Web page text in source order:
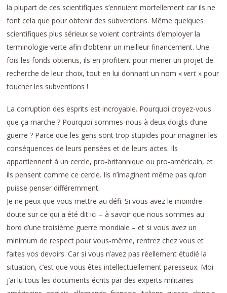
la plupart de ces scientifiques s’ennuient mortellement car ils ne
font cela que pour obtenir des subventions. Même quelques
scientifiques plus sérieux se voient contraints d’employer la
terminologie verte afin d’obtenir un meilleur financement. Une
fois les fonds obtenus, ils en profitent pour mener un projet de
recherche de leur choix, tout en lui donnant un nom «vert » pour
toucher les subventions !
La corruption des esprits est incroyable. Pourquoi croyez-vous
que ça marche ? Pourquoi sommes-nous à deux doigts d’une
guerre ? Parce que les gens sont trop stupides pour imaginer les
conséquences de leurs pensées et de leurs actes. Ils
appartiennent à un cercle, pro-britannique ou pro-américain, et
ils pensent comme ce cercle. Ils n’imaginent même pas qu’on
puisse penser différemment.
Je ne peux que vous mettre au défi. Si vous avez le moindre
doute sur ce qui a été dit ici – à savoir que nous sommes au
bord d’une troisième guerre mondiale – et si vous avez un
minimum de respect pour vous-même, rentrez chez vous et
faites vos devoirs. Car si vous n’avez pas réellement étudié la
situation, c’est que vous êtes intellectuellement paresseux. Moi
j’ai lu tous les documents écrits par des experts militaires